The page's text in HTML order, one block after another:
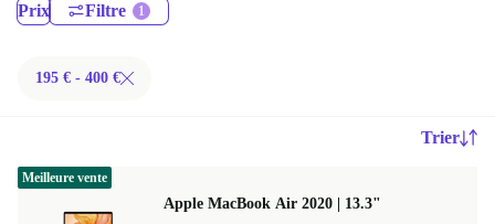
Prix Filtre
195 € - 400 €
Trier
Apple MacBook Air 2020 | 13.3"
Meilleure vente